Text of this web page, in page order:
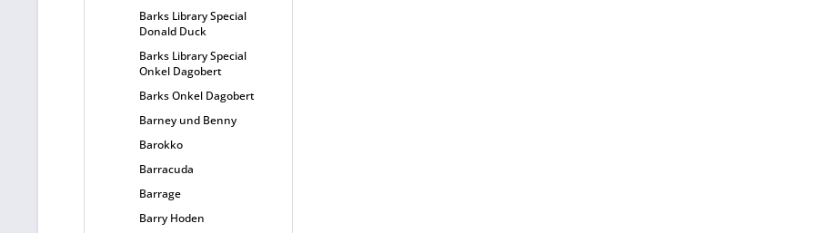
Barks Library Special
Donald Duck
Barks Library Special
Onkel Dagobert
Barks Onkel Dagobert
Barney und Benny
Barokko
Barracuda
Barrage
Barry Hoden